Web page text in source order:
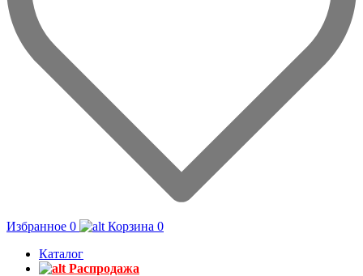
Избранное 0 Корзина 0
Каталог
Распродажа